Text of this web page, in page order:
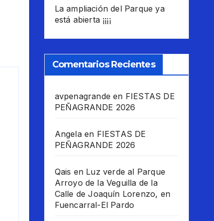
La ampliación del Parque ya
está abierta ¡¡¡¡
Comentarios Recientes
avpenagrande en FIESTAS DE
PEÑAGRANDE 2026
Angelaen FIESTAS DE
PEÑAGRANDE 2026
Qais en Luz verde al Parque
Arroyo de la Veguilla de la
Calle de Joaquín Lorenzo, en
Fuencarral-El Pardo